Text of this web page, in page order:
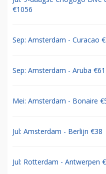
€1056
Sep: Amsterdam - Curacao
Sep: Amsterdam - Aruba
Mei: Amsterdam - Bonaire
Jul: Amsterdam - Berlijn €38
Jul: Rotterdam - Antwerpen